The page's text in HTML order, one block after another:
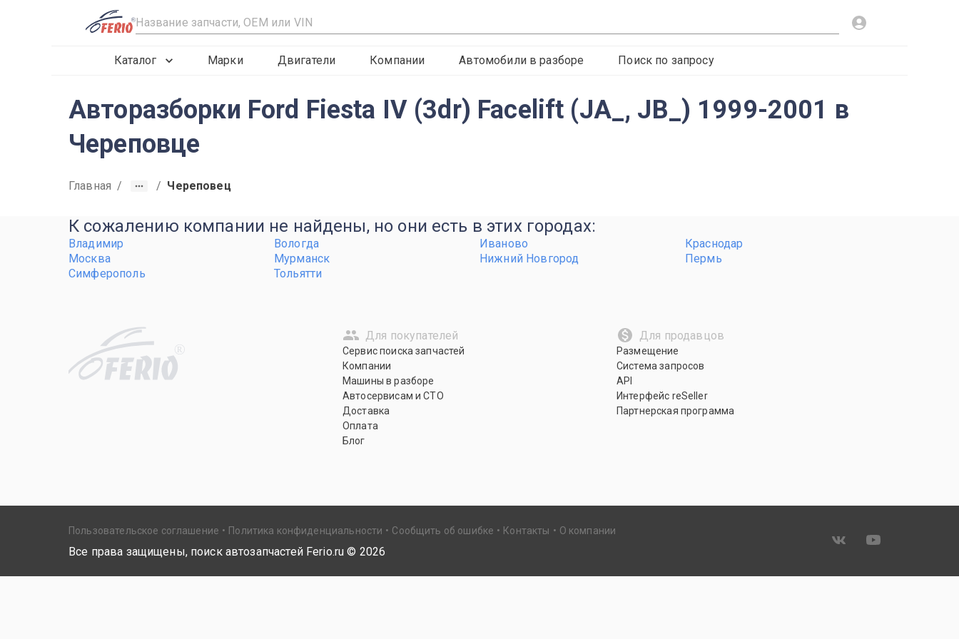
R
Каталог Марки Двигатели Компании Автомобили в разборе Поиск по запросу
Авторазборки Ford Fiesta IV (3dr) Facelift (JA_, JB_) 1999-2001 в
Череповце
Главная / / Череповец
К сожалению компании не найдены, но они есть в этих городах:
Владимир Вологда Иваново
Краснодар
Москва
Мурманск Нижний Новгород
Пермь
Симферополь
Тольятти
R
Для покупателей
Сервис поиска запчастей
Компании
Машины в разборе
Автосервисам и СТО
Доставка
Оплата
Блог
Для продавцов
Размещение
Система запросов
API
Интерфейс reSeller
Партнерская программа
Пользовательское соглашение Политика конфиденциальности Сообщить об ошибке Контакты О компании
Все права защищены, поиск автозапчастей Ferio.ru © 2026